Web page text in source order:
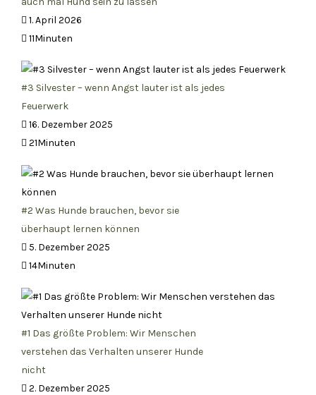
1. April 2026
11Minuten
#3 Silvester – wenn Angst lauter ist als jedes
Feuerwerk
16. Dezember 2025
21Minuten
#2 Was Hunde brauchen, bevor sie
überhaupt lernen können
5. Dezember 2025
14Minuten
#1 Das größte Problem: Wir Menschen
verstehen das Verhalten unserer Hunde
nicht
2. Dezember 2025